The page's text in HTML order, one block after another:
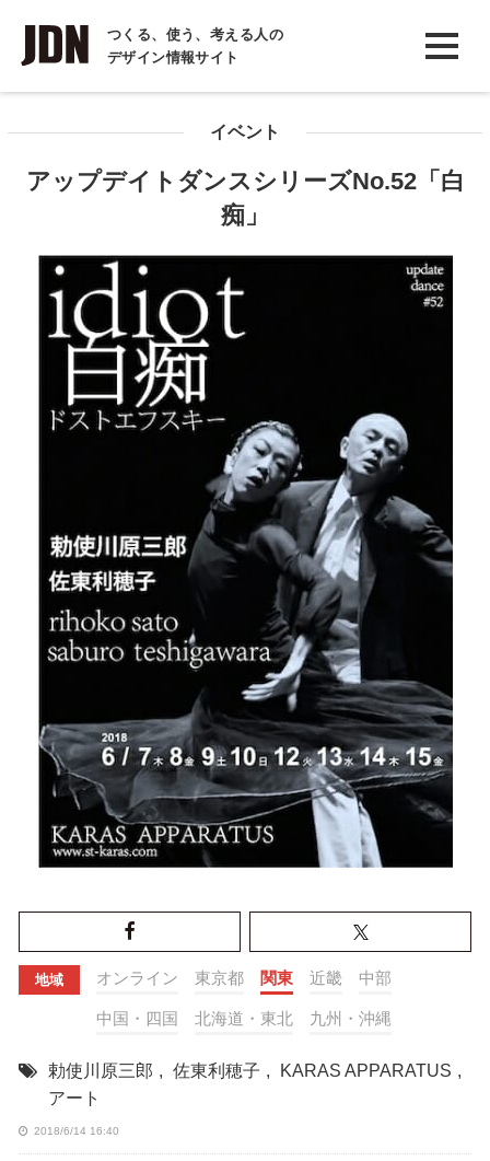
つくる、使う、考える人の
デザイン情報サイト
INTERVIEW
インタビュー
イベント
アップデイトダンスシリーズNo.52「白
痴」
地域 オンライン 東京都 関東 近畿 中部
中国・四国 北海道・東北 九州・沖縄
勅使川原三郎 , 佐東利穂子 , KARAS APPARATUS ,
アート
2018/6/14 16:40